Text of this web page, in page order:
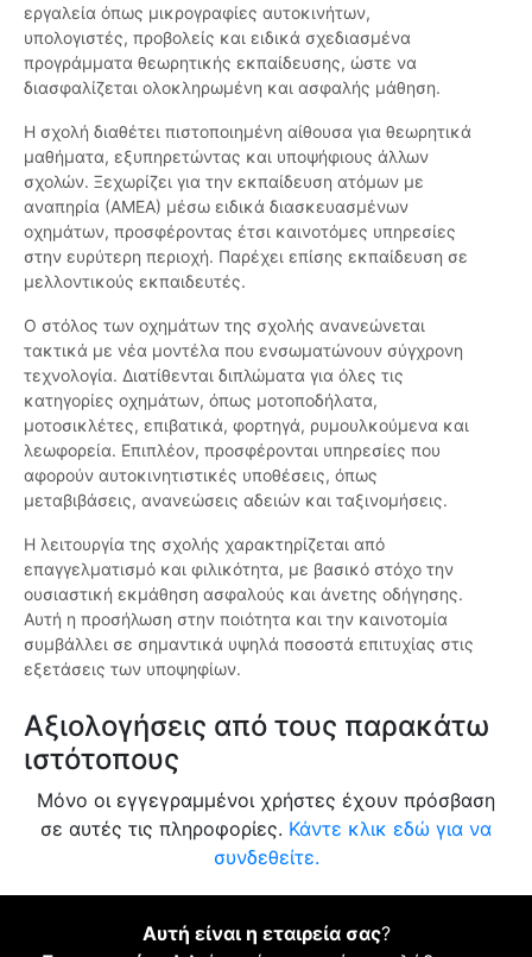
εργαλεία όπως μικρογραφίες αυτοκινήτων,
υπολογιστές, προβολείς και ειδικά σχεδιασμένα
προγράμματα θεωρητικής εκπαίδευσης, ώστε να
διασφαλίζεται ολοκληρωμένη και ασφαλής μάθηση.
Η σχολή διαθέτει πιστοποιημένη αίθουσα για θεωρητικά
μαθήματα, εξυπηρετώντας και υποψήφιους άλλων
σχολών. Ξεχωρίζει για την εκπαίδευση ατόμων με
αναπηρία (ΑΜΕΑ) μέσω ειδικά διασκευασμένων
οχημάτων, προσφέροντας έτσι καινοτόμες υπηρεσίες
στην ευρύτερη περιοχή. Παρέχει επίσης εκπαίδευση σε
μελλοντικούς εκπαιδευτές.
Ο στόλος των οχημάτων της σχολής ανανεώνεται
τακτικά με νέα μοντέλα που ενσωματώνουν σύγχρονη
τεχνολογία. Διατίθενται διπλώματα για όλες τις
κατηγορίες οχημάτων, όπως μοτοποδήλατα,
μοτοσικλέτες, επιβατικά, φορτηγά, ρυμουλκούμενα και
λεωφορεία. Επιπλέον, προσφέρονται υπηρεσίες που
αφορούν αυτοκινητιστικές υποθέσεις, όπως
μεταβιβάσεις, ανανεώσεις αδειών και ταξινομήσεις.
Η λειτουργία της σχολής χαρακτηρίζεται από
επαγγελματισμό και φιλικότητα, με βασικό στόχο την
ουσιαστική εκμάθηση ασφαλούς και άνετης οδήγησης.
Αυτή η προσήλωση στην ποιότητα και την καινοτομία
συμβάλλει σε σημαντικά υψηλά ποσοστά επιτυχίας στις
εξετάσεις των υποψηφίων.
Αξιολογήσεις από τους παρακάτω
ιστότοπους
Μόνο οι εγγεγραμμένοι χρήστες έχουν πρόσβαση
σε αυτές τις πληροφορίες. Κάντε κλικ εδώ για να
συνδεθείτε.
Αυτή είναι η εταιρεία σας?